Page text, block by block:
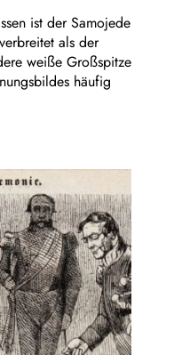
ist der Samojede
als der
weiße Großspitze
häufig